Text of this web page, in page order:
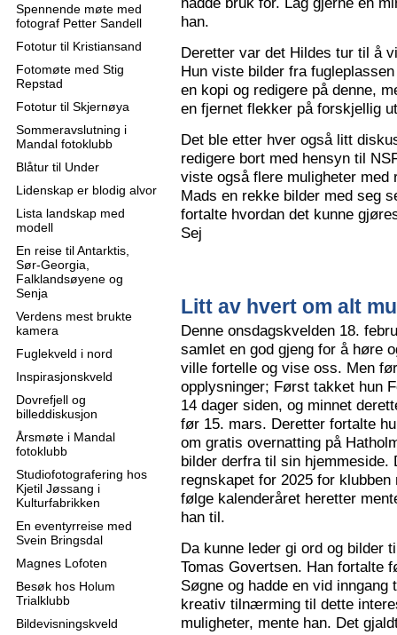
Spennende møte med
fotograf Petter Sandell
Fototur til Kristiansand
Fotomøte med Stig
Repstad
Fototur til Skjernøya
Sommeravslutning i
Mandal fotoklubb
Blåtur til Under
Lidenskap er blodig alvor
Lista landskap med
modell
En reise til Antarktis,
Sør-Georgia,
Falklandsøyene og
Senja
Verdens mest brukte
kamera
Fuglekveld i nord
Inspirasjonskveld
Dovrefjell og
billeddiskusjon
Årsmøte i Mandal
fotoklubb
Studiofotografering hos
Kjetil Jøssang i
Kulturfabrikken
En eventyrreise med
Svein Bringsdal
Magnes Lofoten
Besøk hos Holum
Trialklubb
Bildevisningskveld
han.
Deretter var det Hildes tur til å
Hun viste bilder fra
en kopi og redigere på denne,
en fjernet flekker på forskjellig
Det ble etter hver også litt
redigere bort med hensyn til
viste også flere muligheter
Mads en rekke bilder med seg
fortalte hvordan det kunne
Sej
Litt av hvert om alt
Denne onsdagskvelden 18.
samlet en god gjeng for å høre
ville fortelle og vise oss. Men
opplysninger; Først takket hun
14 dager siden, og minnet
før 15. mars. Deretter fortalte
om gratis overnatting på
bilder derfra til sin hjemmeside.
regnskapet for 2025 for
følge kalenderåret heretter
han til.
Da kunne leder gi ord og bilder
Tomas Govertsen. Han fortalte
Søgne og hadde en vid
kreativ tilnærming til dette
muligheter, mente han. Det